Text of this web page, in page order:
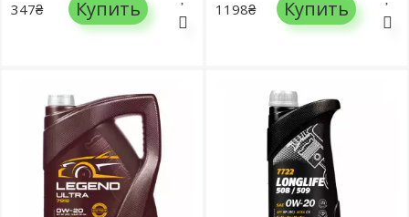
347₴ Купить 1198₴ Купить